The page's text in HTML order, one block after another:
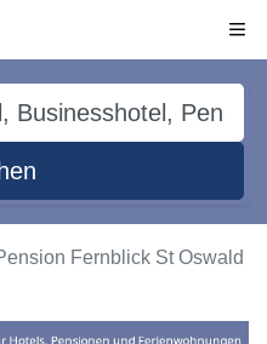
Fernblick St Oswald